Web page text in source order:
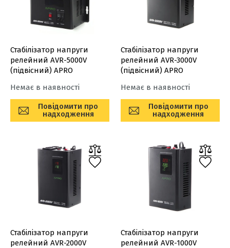
Стабілізатор напруги
релейний AVR-5000V
(підвісний) APRO
Немає в наявності
Повідомити про
надходження
Стабілізатор напруги
релейний AVR-3000V
(підвісний) APRO
Немає в наявності
Повідомити про
надходження
Стабілізатор напруги
релейний AVR-2000V
Стабілізатор напруги
релейний AVR-1000V